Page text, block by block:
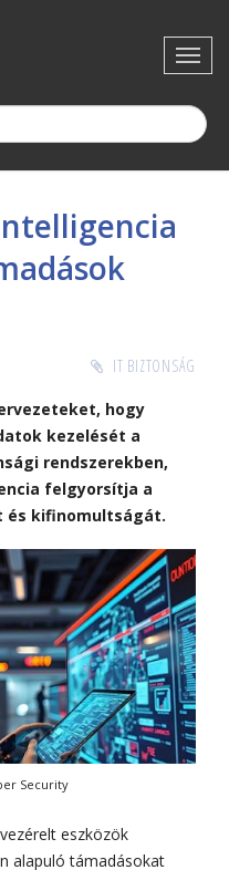
IT BIZTONSÁG
hogy
kezelését a
rendszerekben,
felgyorsítja a
kifinomultságát.
Security
eszközök
alapuló támadásokat